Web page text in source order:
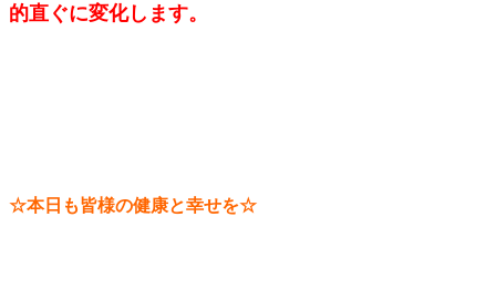
的直ぐに変化します。
☆本日も皆様の健康と幸せを☆